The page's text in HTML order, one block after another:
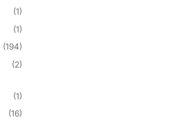
(1)
(1)
(194)
(2)
(1)
(16)